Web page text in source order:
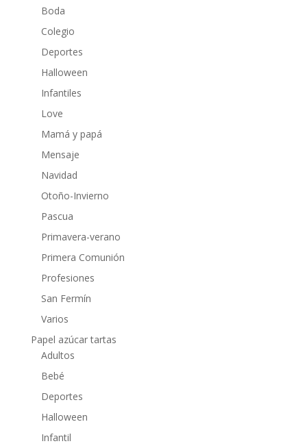
Boda
Colegio
Deportes
Halloween
Infantiles
Love
Mamá y papá
Mensaje
Navidad
Otoño-Invierno
Pascua
Primavera-verano
Primera Comunión
Profesiones
San Fermín
Varios
Papel azúcar tartas
Adultos
Bebé
Deportes
Halloween
Infantil